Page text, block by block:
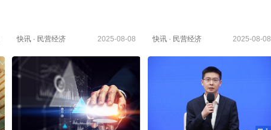
快讯 · 民营经济 2025-08-08 快讯· 民营经济 2025-08-08